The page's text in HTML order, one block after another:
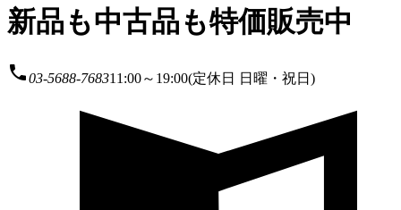
新品も中古品も特価販売中
local_phone03-5688-768311:00～19:00(定休日 日曜・祝日)